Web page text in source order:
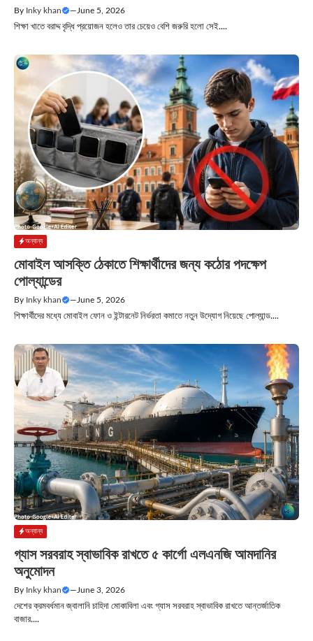
By Inky khan — June 5, 2026
শিক্ষা খাতে বরাদ্দ বৃদ্ধি প্রয়োজন হলেও তার চেয়েও বেশি জরুরি হলো সেই....
অন্যান্য
মোবাইল আসক্তি ঠেকাতে শিক্ষার্থীদের জন্য কঠোর পদক্ষেপ
পোল্যান্ডের
By Inky khan — June 5, 2026
শিক্ষার্থীদের মধ্যে মোবাইল ফোন ও ইন্টারনেট নির্ভরতা কমাতে নতুন উদ্যোগ নিয়েছে পোল্যান্ড....
অন্যান্য
গ্যাস সরবরাহ স্বাভাবিক রাখতে ৫ কার্গো এলএনজি আমদানির
অনুমোদন
By Inky khan — June 3, 2026
দেশের ক্রমবর্ধমান জ্বালানি চাহিদা মোকাবিলা এবং গ্যাস সরবরাহ স্বাভাবিক রাখতে আন্তর্জাতিক
বাজার....